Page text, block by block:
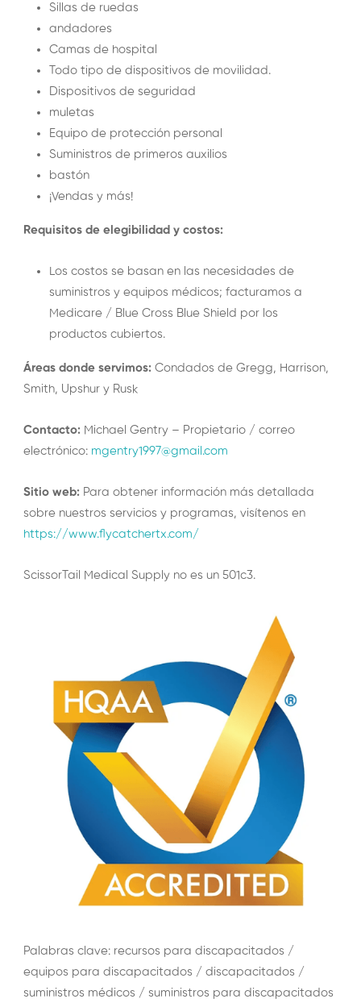
Sillas de ruedas
andadores
Camas de hospital
Todo tipo de dispositivos de movilidad.
Dispositivos de seguridad
muletas
Equipo de protección personal
Suministros de primeros auxilios
bastón
¡Vendas y más!
Requisitos de elegibilidad y costos:
Los costos se basan en las necesidades de
suministros y equipos médicos; facturamos a
Medicare / Blue Cross Blue Shield por los
productos cubiertos.
Áreas donde servimos:Condados de Gregg, Harrison,
Smith, Upshur y Rusk
Contacto:Michael Gentry – Propietario / correo
electrónico: mgentry1997@gmail.com
Sitio web:Para obtener información más detallada
sobre nuestros servicios y programas, visítenos en
https://www.flycatchertx.com/
ScissorTail Medical Supply no es un 501c3.
Palabras clave: recursos para discapacitados /
equipos para discapacitados / discapacitados /
suministros médicos / suministros para discapacitados